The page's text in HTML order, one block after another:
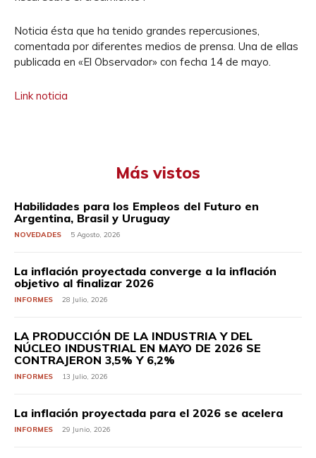
Noticia ésta que ha tenido grandes repercusiones,
comentada por diferentes medios de prensa. Una de ellas
publicada en «El Observador» con fecha 14 de mayo.
Link noticia
Más vistos
Habilidades para los Empleos del Futuro en
Argentina, Brasil y Uruguay
NOVEDADES 5 Agosto, 2026
La inflación proyectada converge a la inflación
objetivo al finalizar 2026
INFORMES 28 Julio, 2026
LA PRODUCCIÓN DE LA INDUSTRIA Y DEL
NÚCLEO INDUSTRIAL EN MAYO DE 2026 SE
CONTRAJERON 3,5% Y 6,2%
INFORMES 13 Julio, 2026
La inflación proyectada para el 2026 se acelera
INFORMES 29 Junio, 2026